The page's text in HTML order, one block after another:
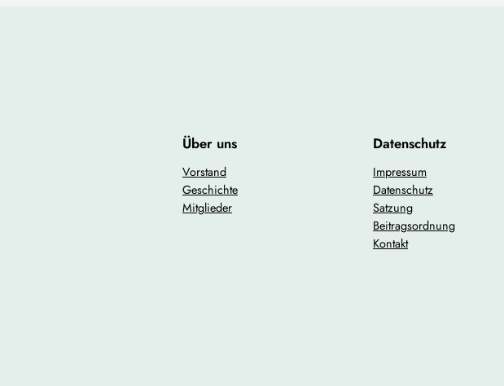
verbringen und die Verbundenheit unseres Jahrgangs stärken!
Über uns
Vorstand
Geschichte
Mitglieder
Datenschutz
Impressum
Datenschutz
Satzung
Beitragsordnung
Kontakt